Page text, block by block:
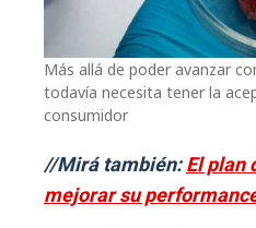
Más allá de poder avanzar
todavía necesita tener la
consumidor
//Mirá también:El plan
mejorar su